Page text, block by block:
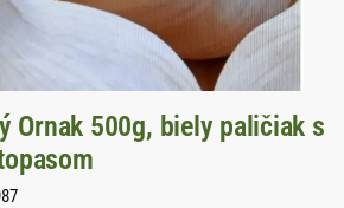
Ornak 500g, biely paličiak s